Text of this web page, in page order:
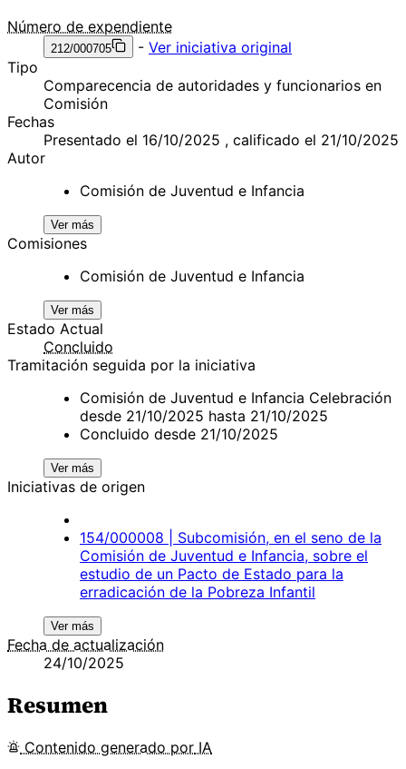
Número de expendiente
212/000705 - Ver iniciativa original
Tipo
Comparecencia de autoridades y funcionarios en
Comisión
Fechas
Presentado el 16/10/2025 , calificado el 21/10/2025
Autor
Comisión de Juventud e Infancia
Ver más
Comisiones
Comisión de Juventud e Infancia
Ver más
Estado Actual
Concluido
Tramitación seguida por la iniciativa
Comisión de Juventud e Infancia Celebración
desde 21/10/2025 hasta 21/10/2025
Concluido desde 21/10/2025
Ver más
Iniciativas de origen
154/000008 | Subcomisión, en el seno de la
Comisión de Juventud e Infancia, sobre el
estudio de un Pacto de Estado para la
erradicación de la Pobreza Infantil
Ver más
Fecha de actualización
24/10/2025
Resumen
Contenido generado por IA